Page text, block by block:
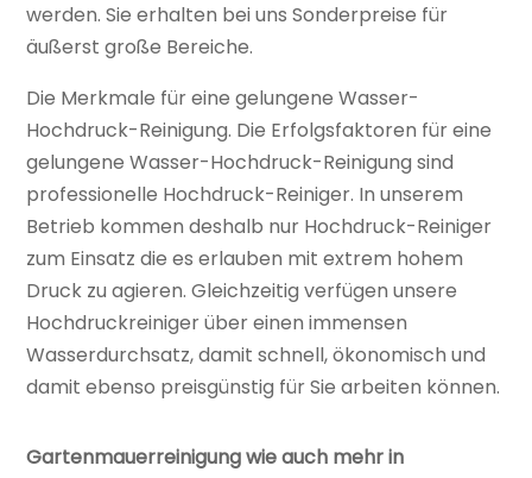
werden. Sie erhalten bei uns Sonderpreise für
äußerst große Bereiche.
Die Merkmale für eine gelungene Wasser-
Hochdruck-Reinigung. Die Erfolgsfaktoren für eine
gelungene Wasser-Hochdruck-Reinigung sind
professionelle Hochdruck-Reiniger. In unserem
Betrieb kommen deshalb nur Hochdruck-Reiniger
zum Einsatz die es erlauben mit extrem hohem
Druck zu agieren. Gleichzeitig verfügen unsere
Hochdruckreiniger über einen immensen
Wasserdurchsatz, damit schnell, ökonomisch und
damit ebenso preisgünstig für Sie arbeiten können.
Gartenmauerreinigung wie auch mehr in